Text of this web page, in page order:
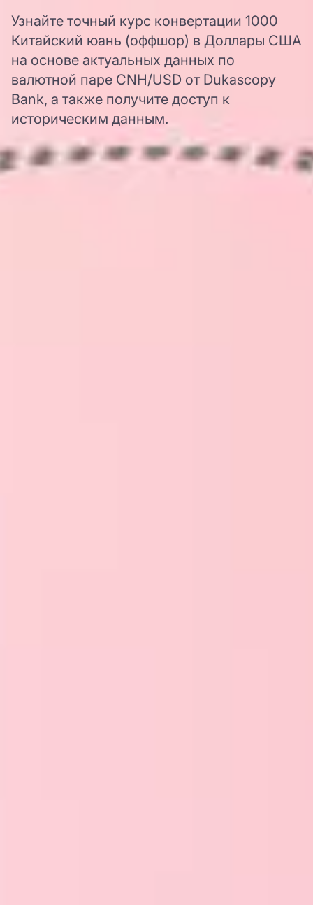
Узнайте точный курс конвертации 1000
Китайский юань (оффшор) в Доллары США
на основе актуальных данных по
валютной паре CNH/USD от Dukascopy
Bank, а также получите доступ к
историческим данным.